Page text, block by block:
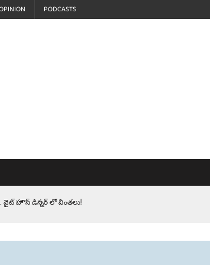
PODCASTS
వైట్ హౌస్ డిన్నర్ లో వింతలు!
BET. సముద్రంలో ట్రంప్ టోల్ బూత్